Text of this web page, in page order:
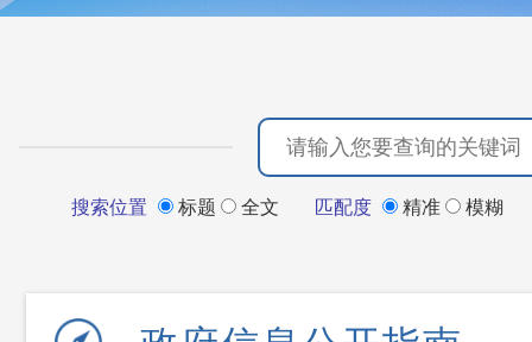
搜索位置 标题 全文 匹配度 精准 模糊